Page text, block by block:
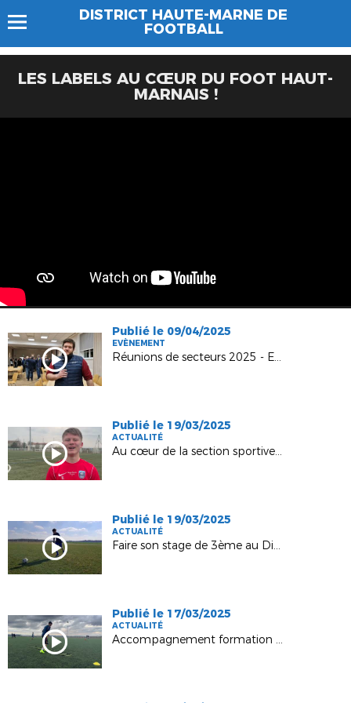
DISTRICT HAUTE-MARNE DE
FOOTBALL
LES LABELS AU CŒUR DU FOOT HAUT-
MARNAIS !
Publié le 09/04/2025
EVÈNEMENT
Réunions de secteurs 2025 - Etape 2 à Eurville !
Publié le 19/03/2025
ACTUALITÉ
Au cœur de la section sportive scolaire de Saint-Dizier
Publié le 19/03/2025
ACTUALITÉ
Faire son stage de 3ème au District !
Publié le 17/03/2025
ACTUALITÉ
Accompagnement formation BMF - Gaetan Lebreton